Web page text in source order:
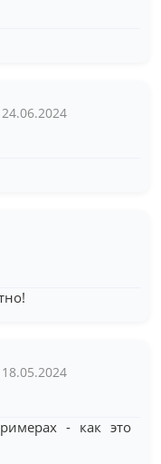
24.06.2024
18.05.2024
- как это